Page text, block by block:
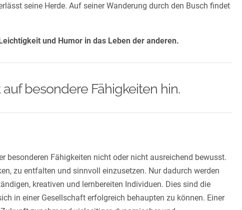
seine Herde. Auf seiner Wanderung durch den Busch findet
und Humor in das Leben der anderen.
besondere Fähigkeiten hin.
besonderen Fähigkeiten nicht oder nicht ausreichend bewusst.
zu entfalten und sinnvoll einzusetzen. Nur dadurch werden
kreativen und lernbereiten Individuen. Dies sind die
in einer Gesellschaft erfolgreich behaupten zu können. Einer